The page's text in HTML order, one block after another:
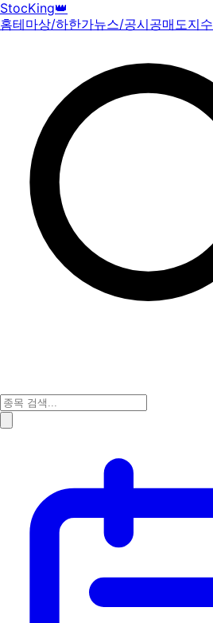
StocKing👑
홈테마상/하한가뉴스/공시공매도지수